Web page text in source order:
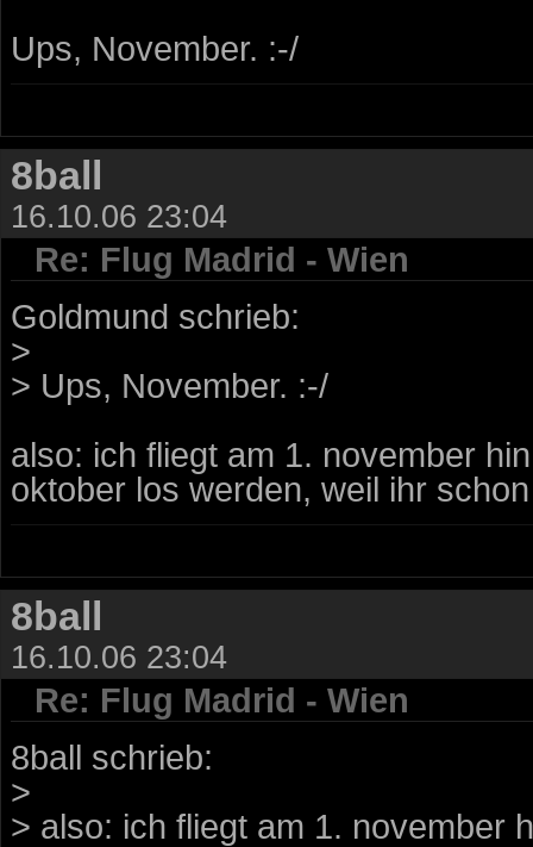
Ups, November. :-/
8ball
16.10.06 23:04
Re: Flug Madrid - Wien
Goldmund schrieb:
>
> Ups, November. :-/
also: ich fliegt am 1. november
oktober los werden, weil ihr
8ball
16.10.06 23:04
Re: Flug Madrid - Wien
8ball schrieb:
>
> also: ich fliegt am 1. november